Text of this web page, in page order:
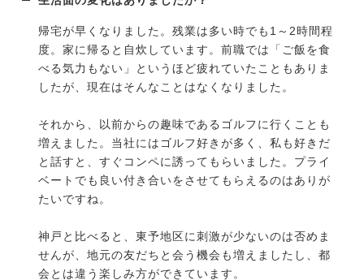
帰宅が早くなりました。残業は多い時でも1～2時間程
度。家に帰ると自炊しています。前職では「ご飯を食
べる気力もない」というほど疲れていたこともありま
したが、現在はそんなことはなくなりました。
それから、以前からの趣味であるゴルフに行くことも
増えました。当社にはゴルフ好きが多く、私も好きだ
と話すと、すぐコンペに誘ってもらいました。プライ
ベートでも良い付き合いをさせてもらえるのはありが
たいですね。
神戸と比べると、東予地区に刺激が少ないのは否めま
せんが、地元の友だちと会う機会も増えましたし、都
会とは違う楽しみ方ができています。